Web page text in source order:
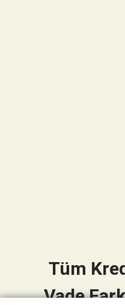
Tüm
Vade